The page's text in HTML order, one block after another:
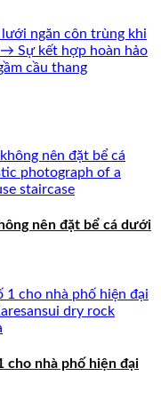
ngăn côn trùng khi
→ Sự kết hợp hoàn hảo
cầu thang
nên đặt bể cá dưới
cho nhà phố hiện đại